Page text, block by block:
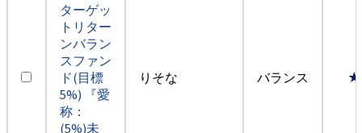
ターゲッ
トリター
ンバラン
スファン
ド(目標
5%) 『愛
称：
(5%)未
りそな バランス